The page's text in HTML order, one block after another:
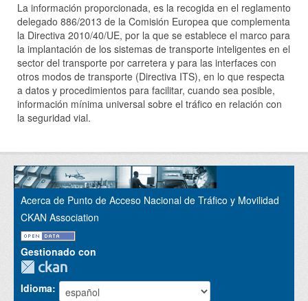
La información proporcionada, es la recogida en el reglamento
delegado 886/2013 de la Comisión Europea que complementa
la Directiva 2010/40/UE, por la que se establece el marco para
la implantación de los sistemas de transporte inteligentes en el
sector del transporte por carretera y para las interfaces con
otros modos de transporte (Directiva ITS), en lo que respecta
a datos y procedimientos para facilitar, cuando sea posible,
información mínima universal sobre el tráfico en relación con
la seguridad vial.
Acerca de Punto de Acceso Nacional de Tráfico y Movilidad
CKAN Association
Gestionado con
Idioma